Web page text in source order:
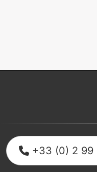
+33 (0) 2